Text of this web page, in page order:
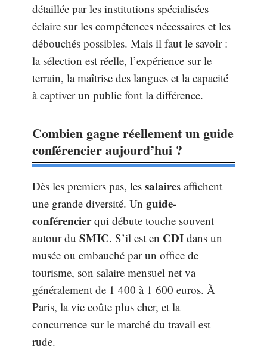
détaillée par les institutions spécialisées
éclaire sur les compétences nécessaires et les
débouchés possibles. Mais il faut le savoir :
la sélection est réelle, l’expérience sur le
terrain, la maîtrise des langues et la capacité
à captiver un public font la différence.
Combien gagne réellement un guide
conférencier aujourd’hui ?
Dès les premiers pas, les salaires affichent
une grande diversité. Un guide-
conférencierqui débute touche souvent
autour du SMIC. S’il est en CDI dans un
musée ou embauché par un office de
tourisme, son salaire mensuel net va
généralement de 1 400 à 1 600 euros. À
Paris, la vie coûte plus cher, et la
concurrence sur le marché du travail est
rude.